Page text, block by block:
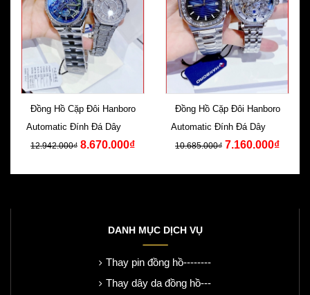
Đồng Hồ Cặp Đôi Hanboro
Automatic Đính Đá Dây Kim
Loại
12.942.000₫ 8.670.000₫
Đồng Hồ Cặp Đôi Hanboro
Automatic Đính Đá Dây Kim
Loại
10.685.000₫ 7.160.000₫
DANH MỤC DỊCH VỤ
Thay pin đồng hồ--------
Thay dây da đồng hồ---